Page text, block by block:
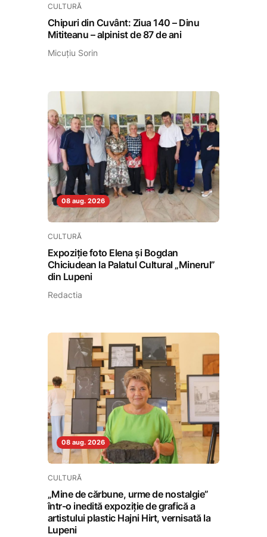
CULTURĂ
Chipuri din Cuvânt: Ziua 140 – Dinu
Mititeanu – alpinist de 87 de ani
Micuțiu Sorin
08 aug. 2026
CULTURĂ
Expoziție foto Elena și Bogdan
Chiciudean la Palatul Cultural „Minerul”
din Lupeni
Redactia
08 aug. 2026
CULTURĂ
„Mine de cărbune, urme de nostalgie”
într-o inedită expoziție de grafică a
artistului plastic Hajni Hirt, vernisată la
Lupeni